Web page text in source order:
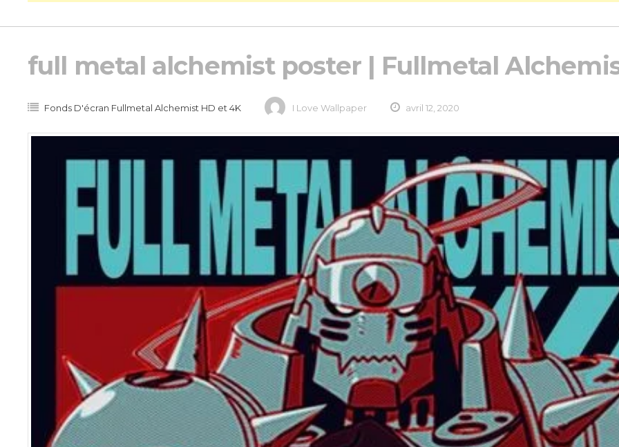
full metal alchemist poster | Fullmetal
Fonds D'écran Fullmetal Alchemist HD et 4K I Love Wallpaper avril 12, 2020